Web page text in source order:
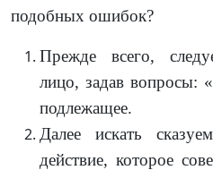
подобных ошибок?
Прежде всего,
лицо, задав вопросы:
подлежащее.
Далее искать
действие, которое